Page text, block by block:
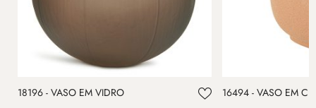
18196 - VASO EM VIDRO 16494 - VASO EM